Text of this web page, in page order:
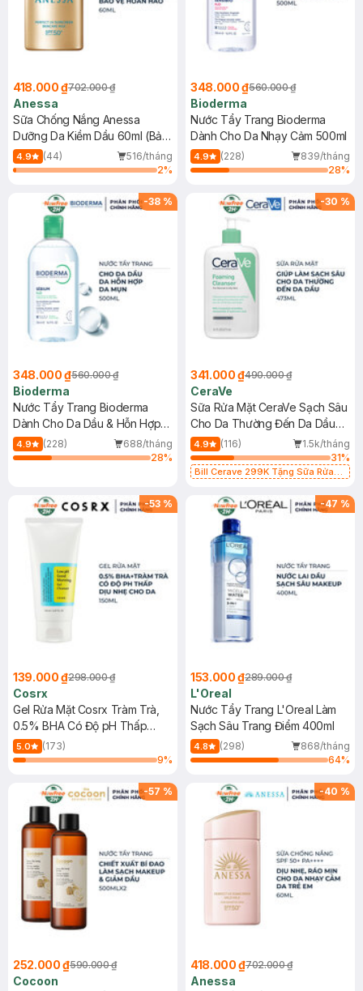
418.000 ₫702.000 ₫
Anessa
Sữa Chống Nắng Anessa
Dưỡng Da Kiềm Dầu 60ml (Bản
Mới)
4.9 (44)
516/tháng
2%
348.000 ₫560.000 ₫
Bioderma
Nước Tẩy Trang Bioderma
Dành Cho Da Nhạy Cảm 500ml
4.9 (228)
839/tháng
28%
-38 %
348.000 ₫560.000 ₫
Bioderma
Nước Tẩy Trang Bioderma
Dành Cho Da Dầu & Hỗn Hợp
500ml
4.9 (228)
688/tháng
28%
-30 %
341.000 ₫490.000 ₫
CeraVe
Sữa Rửa Mặt CeraVe Sạch Sâu
Cho Da Thường Đến Da Dầu
473ml
4.9 (116)
1.5k/tháng
31%
Bill Cerave 299K Tặng Sữa Rửa
-53 %
139.000 ₫298.000 ₫
Cosrx
Gel Rửa Mặt Cosrx Tràm Trà,
0.5% BHA Có Độ pH Thấp
150ml
5.0
(173)
9%
-47 %
153.000 ₫289.000 ₫
L'Oreal
Nước Tẩy Trang L'Oreal Làm
Sạch Sâu Trang Điểm 400ml
4.8 (298)
868/tháng
64%
-57 %
252.000 ₫590.000 ₫
Cocoon
-40 %
418.000 ₫702.000 ₫
Anessa